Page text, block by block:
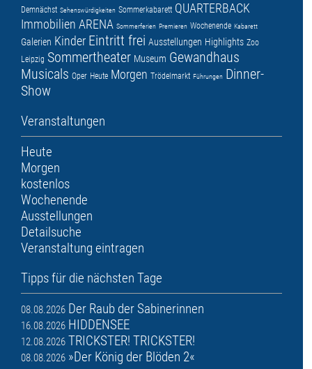
Demnächst Sehenswürdigkeiten Sommerkabarett QUARTERBACK
Immobilien ARENA Sommerferien Premieren Wochenende Kabarett
Galerien Kinder Eintritt frei Ausstellungen Highlights Zoo
Leipzig Sommertheater Museum Gewandhaus
Musicals Oper Heute Morgen Trödelmarkt Führungen Dinner-
Show
Veranstaltungen
Heute
Morgen
kostenlos
Wochenende
Ausstellungen
Detailsuche
Veranstaltung eintragen
Tipps für die nächsten Tage
08.08.2026 Der Raub der Sabinerinnen
16.08.2026 HIDDENSEE
12.08.2026 TRICKSTER! TRICKSTER!
08.08.2026 »Der König der Blöden 2«